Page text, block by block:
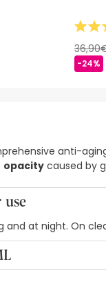
-24%
anti-
opacity caused by
and at night. On